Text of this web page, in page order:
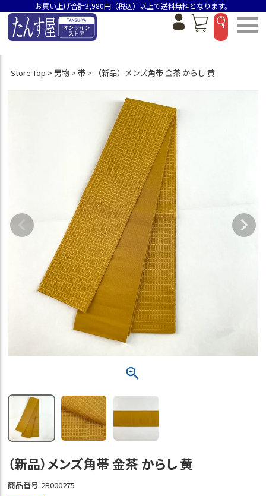
お買い上げ合計3,980円（税込）以上で送料無料となります。
Store Top 男物 帯 （新品）メンズ角帯 金茶 からし 黄
（新品）メンズ角帯 金茶 からし 黄
商品番号 2B000275